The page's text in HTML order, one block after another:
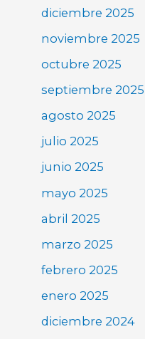
diciembre 2025
noviembre 2025
octubre 2025
septiembre 2025
agosto 2025
julio 2025
junio 2025
mayo 2025
abril 2025
marzo 2025
febrero 2025
enero 2025
diciembre 2024